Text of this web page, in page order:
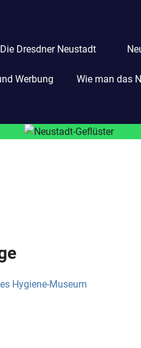
Die Dresdner Neustadt
Werbung Wie man das